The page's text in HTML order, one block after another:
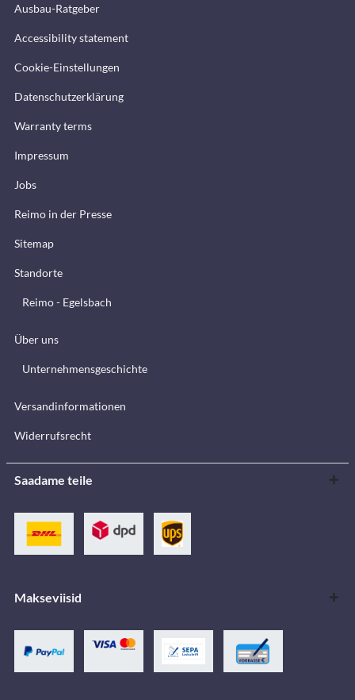
Ausbau-Ratgeber
Accessibility statement
Cookie-Einstellungen
Datenschutzerklärung
Warranty terms
Impressum
Jobs
Reimo in der Presse
Sitemap
Standorte
Reimo - Egelsbach
Über uns
Unternehmensgeschichte
Versandinformationen
Widerrufsrecht
Saadame teile
Makseviisid